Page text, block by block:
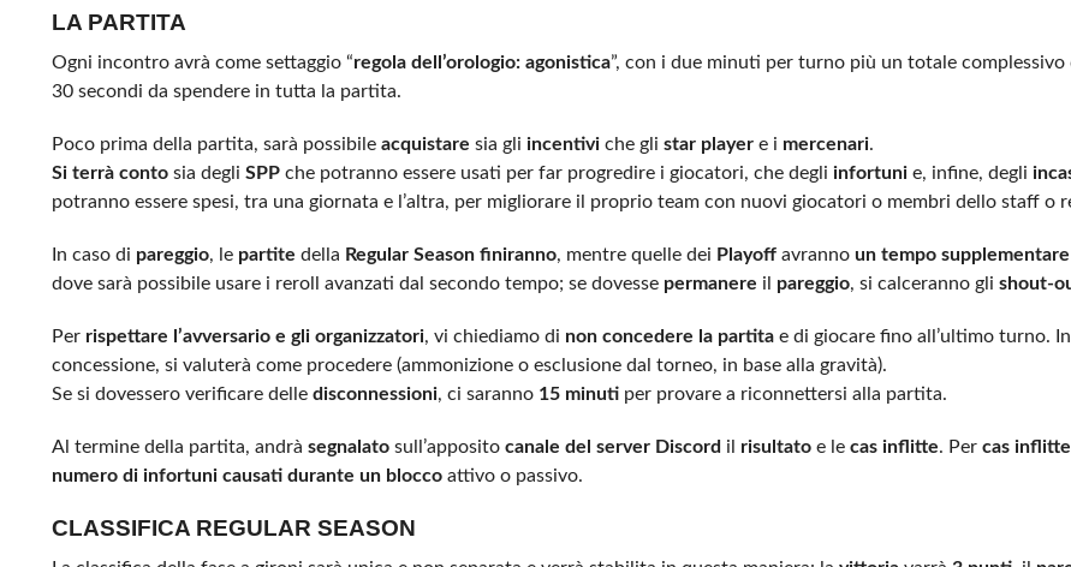
LA PARTITA
Ogni incontro avrà come settaggio “regola dell’orologio: agonistica”, con i due minuti per turno più un totale
30 secondi da spendere in tutta la partita.
Poco prima della partita, sarà possibile acquistare sia gli incentiviche gli star playere i mercenari.
Si terrà contosia degli SPPche potranno essere usati per far progredire i giocatori, che degli infortunie, infine, degli
potranno essere spesi, tra una giornata e l’altra, per migliorare il proprio team con nuovi giocatori o membri dello staff o
In caso di pareggio, le partite della Regular Season finiranno, mentre quelle dei Playoffavranno un tempo
dove sarà possibile usare i reroll avanzati dal secondo tempo; se dovesse permanere il pareggio, si calceranno gli shout-
Per rispettare l’avversario e gli organizzatori, vi chiediamo di non concedere la partitae di giocare fino all’ultimo turno.
concessione, si valuterà come procedere (ammonizione o esclusione dal torneo, in base alla gravità).
Se si dovessero verificare delle disconnessioni, ci saranno 15 minutiper provare a riconnettersi alla partita.
Al termine della partita, andrà segnalatosull’apposito canale del server Discord il risultatoe le cas inflitte. Percas inflitte
numero di infortuni causati durante un bloccoattivo o passivo.
CLASSIFICA REGULAR SEASON